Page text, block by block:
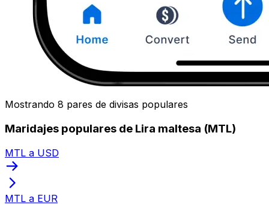
Mostrando 8 pares de divisas populares
Maridajes populares de Lira maltesa (MTL)
MTL a USD
MTL a EUR